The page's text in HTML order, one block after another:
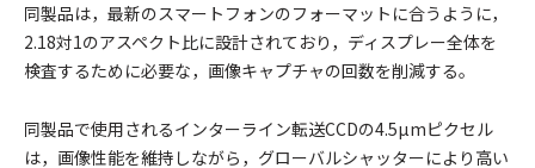
同製品は，最新のスマートフォンのフォーマットに合うように，
2.18対1のアスペクト比に設計されており，ディスプレー全体を
検査するために必要な，画像キャプチャの回数を削減する。
同製品で使用されるインターライン転送CCDの4.5µmピクセル
は，画像性能を維持しながら，グローバルシャッターにより高い